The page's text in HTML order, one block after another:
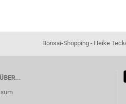
- Heike Teckenbrock - In der